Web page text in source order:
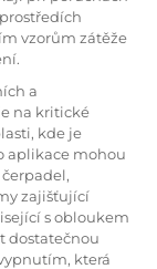
vzorům zátěže
a
na kritické
kde je
aplikace mohou
zajišťující
s obloukem
dostatečnou
která